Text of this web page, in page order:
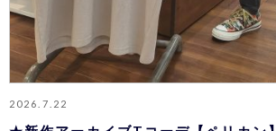
2026.7.22